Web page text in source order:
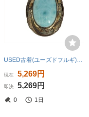
USED古着(ユーズドフルギ) ラリマー ペンダントトップ メンズ 表記無 中古 古着 0647
現在 5,269円
即決 5,269円
0 1日